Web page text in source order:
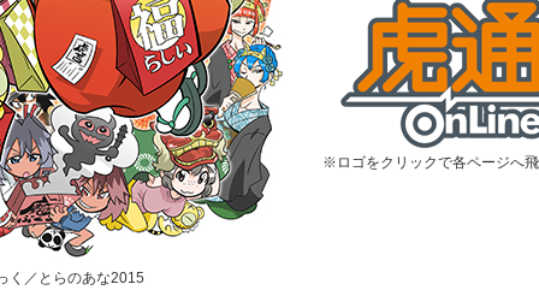
く／とらのあな2015
※ロゴをクリックで各ページへ